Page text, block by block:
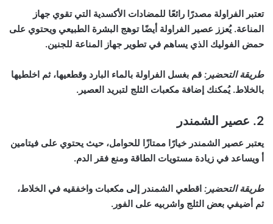
تعتبر الفراولة مصدرًا رائعًا للمضادات الأكسدية التي تقوي جهاز
المناعة. يُعزز عصير الفراولة أيضًا توهج البشرة الطبيعي ويحتوي على
حمض الفوليك الذي يساهم في تطوير جهاز المناعة للجنين.
طريقة التحضير: قم بغسل الفراولة بالماء البارد وقطعيها، ثم اخلطيها
بالخلاط. يُمكنك إضافة مكعبات الثلج لتبريد العصير.
2. عصير الشمندر
يعتبر عصير الشمندر خيارًا ممتازًا للحوامل، حيث يحتوي على فيتامين
أ ويساعد في زيادة مستويات الطاقة ومنع فقر الدم.
طريقة التحضير: اقطعي الشمندر إلى مكعبات واخفقيه في الخلاط،
ثم أضيفي بعض الثلج واشربيه على الفور.